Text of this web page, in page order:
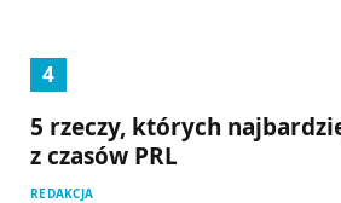
5 rzeczy, których
z czasów PRL
REDAKCJA